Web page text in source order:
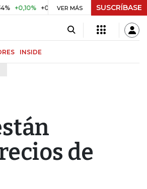
+0,98% UVR $ 417,01 +$ 0,05 +0,01%
VER MÁS SUSCRÍBASE
INSIDE
de